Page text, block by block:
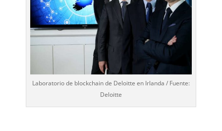
Laboratorio de blockchain de Deloitte en Irlanda / Fuente:
Deloitte